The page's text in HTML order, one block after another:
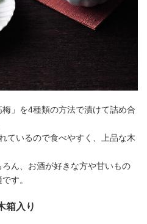
」を4種類の方法で漬けて詰め合
ているので食べやすく、上品な木
ん、お酒が好きな方や甘いもの
す。
箱入り